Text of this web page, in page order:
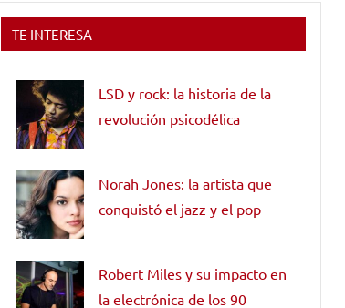
TE INTERESA
LSD y rock: la historia de la
revolución psicodélica
Norah Jones: la artista que
conquistó el jazz y el pop
Robert Miles y su impacto en
la electrónica de los 90